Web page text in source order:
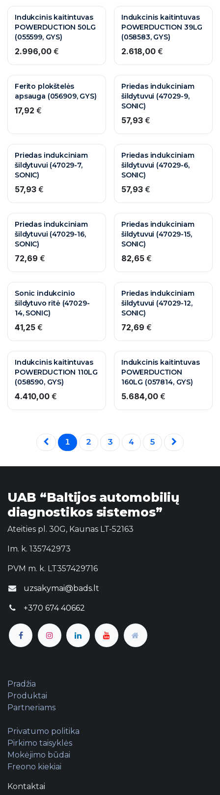
Indukcinis kaitintuvas
POWERDUCTION 50LG
(055599, GYS)
2.996,00 €
Indukcinis kaitintuvas
POWERDUCTION 39LG
(058583, GYS)
2.618,00€
Ferito plokštelės
apsauga (056909, GYS)
17,92 €
Priedas indukciniam
šildytuvui (47029-9,
SONIC)
57,93€
Priedas indukciniam
šildytuvui (47029-7,
SONIC)
57,93 €
Priedas indukciniam
šildytuvui (47029-6,
SONIC)
57,93€
Priedas indukciniam
šildytuvui (47029-16,
SONIC)
72,69 €
Priedas indukciniam
šildytuvui (47029-15,
SONIC)
82,65€
Sonic indukcinio
šildytuvo ritė (47029-
14, SONIC)
41,25 €
Priedas indukciniam
šildytuvui (47029-12,
SONIC)
72,69 €
Indukcinis kaitintuvas
POWERDUCTION 110LG
(058590, GYS)
4.410,00 €
Indukcinis kaitintuvas
POWERDUCTION
160LG (057814, GYS)
5.684,00€
1 2 3 4 5
UAB “Baltijos automobilių
diagnostikos sistemos”
Ateities pl. 30G, Kaunas LT-52163
Im. k. 135742973
PVM m. k. LT357429716
uzsakymai@bads.lt
+370 674 40662
Pradžia
Produktai
Partneriams
Privatumo politika
Pirkimo taisyklės
Mokėjimo būdai
Freono kiekiai
Kontaktai